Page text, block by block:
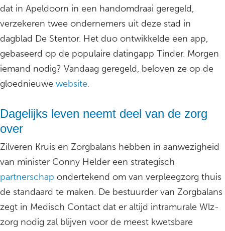
dat in Apeldoorn in een handomdraai geregeld,
verzekeren twee ondernemers uit deze stad in
dagblad De Stentor. Het duo ontwikkelde een app,
gebaseerd op de populaire datingapp Tinder. Morgen
iemand nodig? Vandaag geregeld, beloven ze op de
gloednieuwe website.
Dagelijks leven neemt deel van de zorg
over
Zilveren Kruis en Zorgbalans hebben in aanwezigheid
van minister Conny Helder een strategisch
partnerschap ondertekend om van verpleegzorg thuis
de standaard te maken. De bestuurder van Zorgbalans
zegt in Medisch Contact dat er altijd intramurale Wlz-
zorg nodig zal blijven voor de meest kwetsbare